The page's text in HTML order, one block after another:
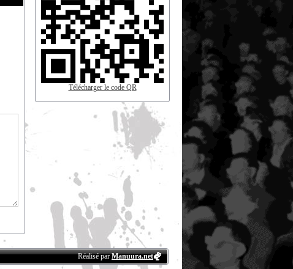
Télécharger le code QR
Réalisé parManuura.net